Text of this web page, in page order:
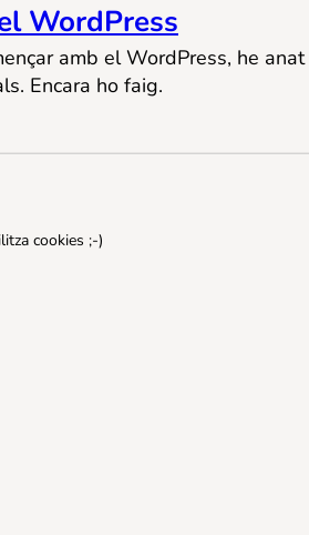
WordPress
amb el WordPress, he
Encara ho faig.
cookies ;-)